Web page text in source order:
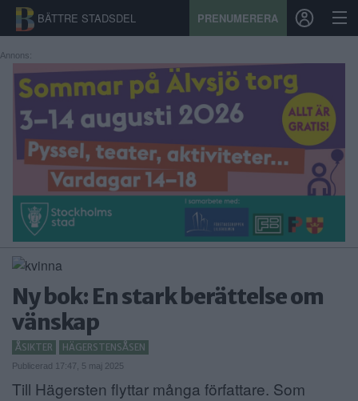
BÄTTRE STADSDEL PRENUMERERA
START
STADSDEL
PRENUMERATION
SPORT
ÅSIKTER
KALENDER
KONTAKT
SAMARBETEN
ANNONSERA
Annons:
Ny bok: En stark berättelse om
vänskap
ÅSIKTER HÄGERSTENSÅSEN
Publicerad 17:47, 5 maj 2025
Till Hägersten flyttar många författare. Som